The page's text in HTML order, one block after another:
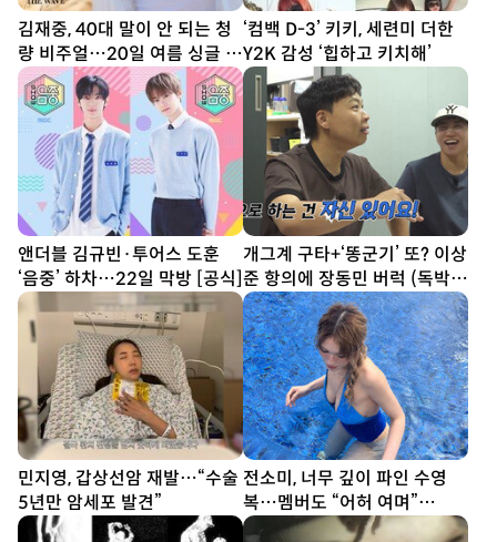
김재중, 40대 말이 안 되는 청
량 비주얼…20일 여름 싱글 발
매
‘컴백 D-3’ 키키, 세련미 더한
Y2K 감성 ‘힙하고 키치해’
앤더블 김규빈·투어스 도훈
‘음중’ 하차…22일 막방 [공식]
개그계 구타+‘똥군기’ 또? 이상
준 항의에 장동민 버럭 (독박투
어)
민지영, 갑상선암 재발…“수술
5년만 암세포 발견”
전소미, 너무 깊이 파인 수영
복…멤버도 “어허 여며”
[DA★]